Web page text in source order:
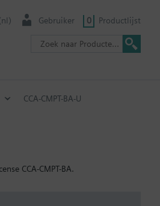
Gebruiker 0 Productlijst
CCA-CMPT-BA-U
CCA-CMPT-BA.